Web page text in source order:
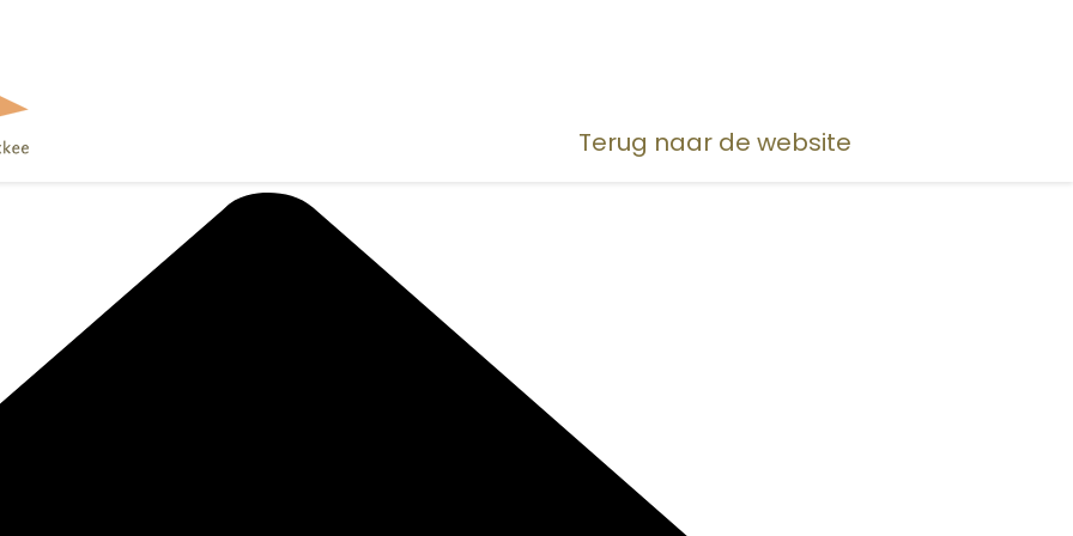
Terug naar de website